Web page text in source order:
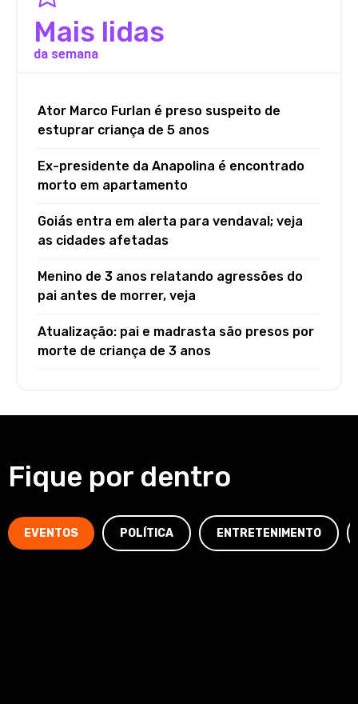
Mais lidas
da semana
Ator Marco Furlan é preso suspeito de
estuprar criança de 5 anos
Ex-presidente da Anapolina é encontrado
morto em apartamento
Goiás entra em alerta para vendaval; veja
as cidades afetadas
Menino de 3 anos relatando agressões do
pai antes de morrer, veja
Atualização: pai e madrasta são presos por
morte de criança de 3 anos
Fique por dentro
EVENTOS POLÍTICA ENTRETENIMENTO